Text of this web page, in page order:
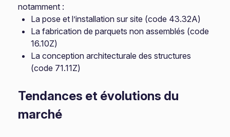
notamment :
La pose et l’installation sur site (code 43.32A)
La fabrication de parquets non assemblés (code
16.10Z)
La conception architecturale des structures
(code 71.11Z)
Tendances et évolutions du
marché